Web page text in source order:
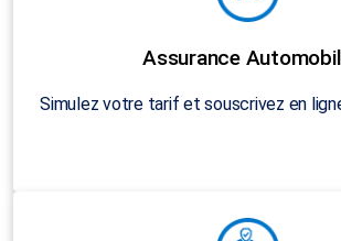
Assurance
Simulez votre tarif et souscrivez en